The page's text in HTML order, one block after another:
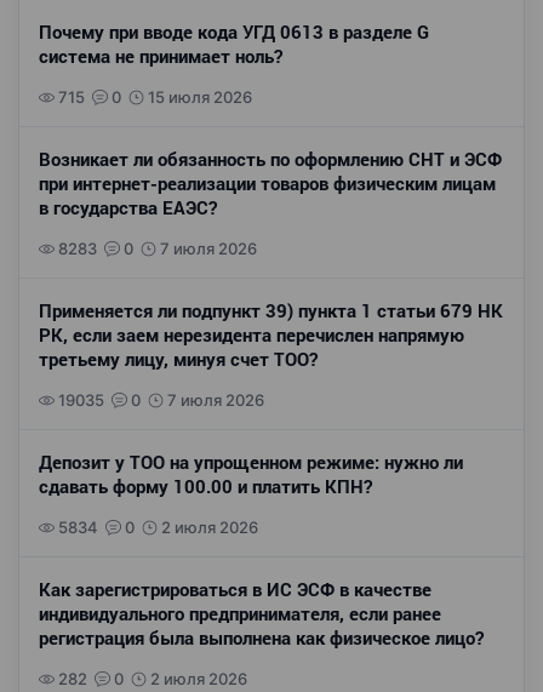
Почему при вводе кода УГД 0613 в разделе G
система не принимает ноль?
715 0 15 июля 2026
Возникает ли обязанность по оформлению СНТ и ЭСФ
при интернет-реализации товаров физическим лицам
в государства ЕАЭС?
8283 0 7 июля 2026
Применяется ли подпункт 39) пункта 1 статьи 679 НК
РК, если заем нерезидента перечислен напрямую
третьему лицу, минуя счет ТОО?
19035 0 7 июля 2026
Депозит у ТОО на упрощенном режиме: нужно ли
сдавать форму 100.00 и платить КПН?
5834 0 2 июля 2026
Как зарегистрироваться в ИС ЭСФ в качестве
индивидуального предпринимателя, если ранее
регистрация была выполнена как физическое лицо?
282 0 2 июля 2026